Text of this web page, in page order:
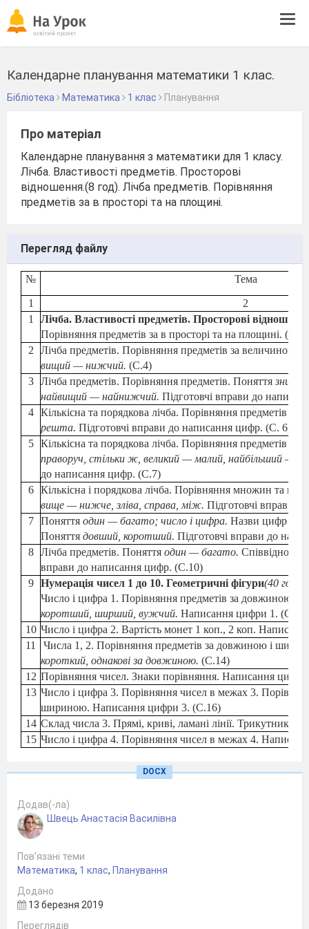
Календарне планування математики 1 клас.
Бібліотека Математика 1 клас Планування
Про матеріал
Календарне планування з математики для 1 класу.
Лічба. Властивості предметів. Просторові
відношення.(8 год). Лічба предметів. Порівняння
предметів за в просторі та на площині.
Перегляд файлу
№ Тема
1
2
1
Лічба. Властивості предметів. Просторові
Порівняння предметів за в просторі та на площині. (С.3)
2
Лічба предметів. Порівняння предметів за величиною.
вищий — нижчий. (С.4)
3
Лічба предметів. Порівняння предметів. Поняття знизу
найвищий — найнижчий. Підготовчі вправи до
4
Кількісна та порядкова лічба. Порівняння предметів
решта. Підготовчі вправи до написання цифр. (С. 6)
5
Кількісна та порядкова лічба. Порівняння предметів
праворуч, стільки ж, великий — малий, найбільший —
до написання цифр. (С.7)
6
Кількісна і порядкова лічба. Порівняння множин та
вище — нижче, зліва, справа, між. Підготовчі вправи
7
Поняття один — багато; число і цифра. Назви цифр
Поняття довший, коротший. Підготовчі вправи до
8
Лічба предметів. Поняття один — багато. Співвідно
вправи до написання цифр. (С.10)
9
Нумерація чисел 1 до 10. Геометричні фігури(40 год.)
Число і цифра 1. Порівняння предметів за довжиною
коротший, ширший, вужчий. Написання цифри 1. (С.12)
10 Число і цифра 2. Вартість монет 1 коп., 2 коп.
11
Числа 1, 2. Порівняння предметів за довжиною і
короткий, однакові за довжиною. (С.14)
12 Порівняння чисел. Знаки порівняння. Написання
13 Число і цифра 3. Порівняння чисел в межах 3.
шириною. Написання цифри 3. (С.16)
14 Склад числа 3. Прямі, криві, ламані лінії. Трикутник.
15 Число і цифра 4. Порівняння чисел в межах 4.
(С.19)
18 Число і цифра 5. Порівняння чисел в межах 5.
19 Порівняння чисел в межах 5.
цифр. (С.22)
цифр. (С.23)
предметними малюнками. (С.24)
22 Складання прикладів на додавання за малюнками.
DOCX
Додав(-ла)
Швець Анастасія Василівна
Пов’язані теми
Математика, 1 клас, Планування
Додано
13 березня 2019
Переглядів